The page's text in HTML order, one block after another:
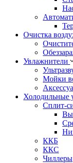
Очистка
Увлажнители
Мойки
Холодильные
Сплит-
ККБ
ККС
Чиллеры